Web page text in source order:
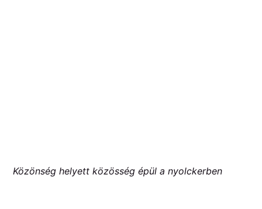
Közönség helyett közösség épül a nyolckerben